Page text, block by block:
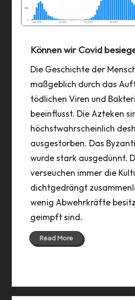
n
Können wir Covid
Die Geschichte der
maßgeblich durch das
tödlichen Viren und
beeinflusst. Die Azteken
höchstwahrscheinlich
ausgestorben. Das
wurde stark ausgedünnt.
verseuchen immer die
dichtgedrängt
wenig Abwehrkräfte
geimpft sind.
Read More